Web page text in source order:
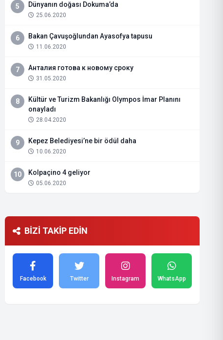
5 Dünyanın doğası Dokuma’da
25.06.2020
6 Bakan Çavuşoğlundan Ayasofya tapusu
11.06.2020
7 Анталия готова к новому сроку
31.05.2020
8
Kültür ve Turizm Bakanlığı Olympos İmar Planını
onayladı
28.04.2020
9 Kepez Belediyesi’ne bir ödül daha
10.06.2020
10 Kolpaçino 4 geliyor
05.06.2020
BİZİ TAKİP EDİN
Facebook Twitter Instagram WhatsApp